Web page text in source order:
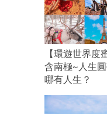
【環遊世界
含南極~人生
哪有人生？